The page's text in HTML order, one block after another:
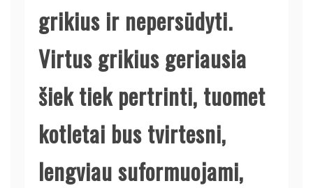
grikius ir nepersūdyti.
Virtus grikius geriausia
šiek tiek pertrinti, tuomet
kotletai bus tvirtesni,
lengviau suformuojami,